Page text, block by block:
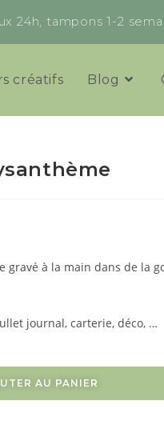
24h, tampons 1-2
créatifs Blog
gravé à la main dans de la
journal, carterie, déco, …
AU PANIER